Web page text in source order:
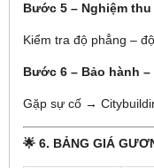
Bước 5 – Nghiệm thu
Kiểm tra độ phẳng –
Bước 6 – Bảo hành
Gặp sự cố →
🌟 6. BẢNG GIÁ